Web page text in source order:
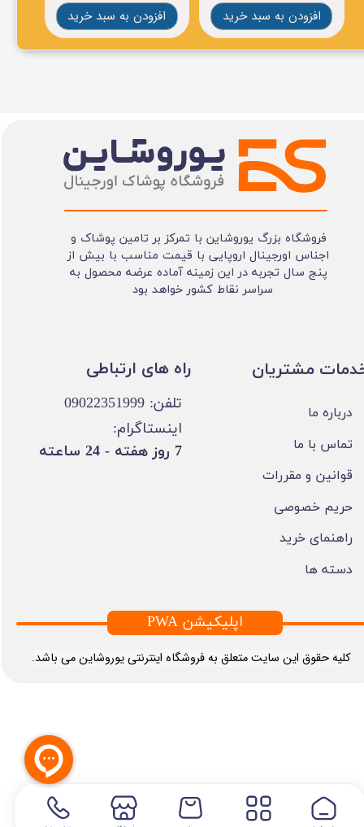
افزودن به سبد خرید افزودن به سبد خرید
فروشگاه بزرگ یوروشاین با تمرکز بر تامین پوشاک و
اجناس اورجینال اروپایی با قیمت مناسب با بیش از
پنج سال تجربه در این زمینه آماده عرضه محصول به
سراسر نقاط کشور خواهد بود
​کلیه حقوق این سایت متعلق به فروشگاه اینترنتی یوروشاین می باشد.
مشتریان
درباره ما
تماس با ما
قوانین و مقررات
حریم خصوصی
راهنمای خرید
دسته ها
تلفن: 09022351999
اینستاگرام:
​7 روز هفته - 24 ساعته ​​​​​​​
PWA اپلیکیشن
​​راه های ارتباطی